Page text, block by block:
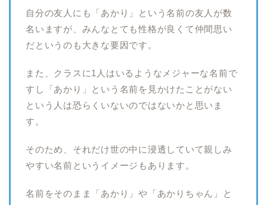
自分の友人にも「あかり」という名前の友人が数
名いますが、みんなとても性格が良くて仲間思い
だというのも大きな要因です。
また、クラスに1人はいるようなメジャーな名前で
すし「あかり」という名前を見かけたことがない
という人は恐らくいないのではないかと思いま
す。
そのため、それだけ世の中に浸透していて親しみ
やすい名前というイメージもあります。
名前をそのまま「あかり」や「あかりちゃん」と